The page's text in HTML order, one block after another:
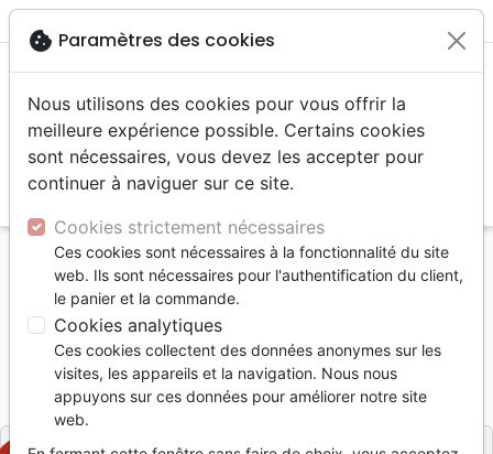
menu
Accueil Livres Edification UNE FOI DYNAMIQUE
UNE FOI DYNAMIQUE
Jim Cymbala
Référence VIDA9126 EAN 9782911069994
EditeurVida
cookie Paramètres des cookies
Nous utilisons des cookies pour vous offrir la
meilleure expérience possible. Certains cookies
sont nécessaires, vous devez les accepter pour
continuer à naviguer sur ce site.
Cookies strictement nécessaires
Ces cookies sont nécessaires à la fonctionnalité du site
web. Ils sont nécessaires pour l'authentification du client,
le panier et la commande.
Cookies analytiques
Ces cookies collectent des données anonymes sur les
visites, les appareils et la navigation. Nous nous
appuyons sur ces données pour améliorer notre site
web.